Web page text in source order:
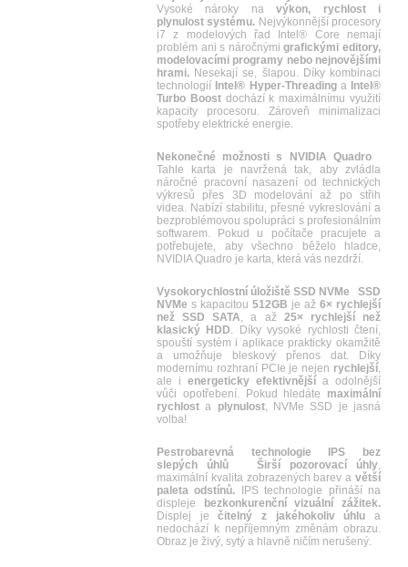
Vysoké nároky navýkon, rychlost i
plynulost systému. Nejvýkonnější procesory
i7 z modelových řad Intel® Core nemají
problém ani s náročnýmigrafickými editory,
modelovacími programy nebo nejnovějšími
hrami. Nesekají se, šlapou. Díky kombinaci
technologií
Intel® Hyper-Threadinga Intel®
Turbo Boostdochází k maximálnímu využití
kapacity procesoru. Zároveň minimalizaci
spotřeby elektrické energie.
Nekonečné možnosti s NVIDIA Quadro
Tahle karta je navržená tak, aby zvládla
náročné pracovní nasazení od technických
výkresů přes 3D modelování až po střih
videa. Nabízí stabilitu, přesné vykreslování a
bezproblémovou spolupráci s profesionálním
softwarem. Pokud u počítače pracujete a
potřebujete, aby všechno běželo hladce,
NVIDIA Quadro je karta, která vás nezdrží.
Vysokorychlostní úložiště SSD NVMe
SSD
NVMe s kapacitou 512GB je až 6× rychlejší
než SSD SATA, a až 25× rychlejší než
klasický HDD. Díky vysoké rychlosti čtení,
spouští systém i aplikace prakticky okamžitě
a umožňuje bleskový přenos dat. Díky
modernímu rozhraní PCIe je nejen rychlejší,
ale i energeticky efektivnější a odolnější
vůči opotřebení. Pokud hledáte maximální
rychlost a plynulost, NVMe SSD je jasná
volba!
Pestrobarevná technologie IPS bez
slepých úhlů
Širší pozorovací úhly,
maximální kvalita zobrazených barev a větší
paleta odstínů. IPS technologie přináší na
displeje
bezkonkurenční vizuální zážitek.
Displej ječitelný z jakéhokoliv úhlu a
nedochází k nepříjemným změnám obrazu.
Obraz je živý, sytý a hlavně ničím nerušený.